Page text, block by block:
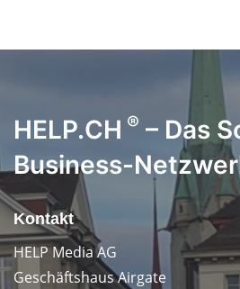
HELP.CH ® – Das
Business-
Kontakt
HELP Media AG
Geschäftshaus Airgate